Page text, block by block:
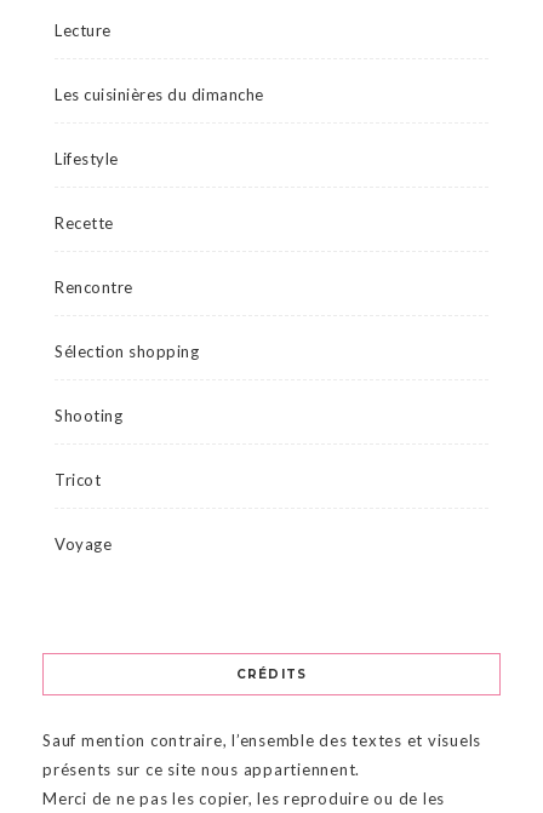
Lecture
Les cuisinières du dimanche
Lifestyle
Recette
Rencontre
Sélection shopping
Shooting
Tricot
Voyage
CRÉDITS
Sauf mention contraire, l’ensemble des textes et visuels
présents sur ce site nous appartiennent.
Merci de ne pas les copier, les reproduire ou de les